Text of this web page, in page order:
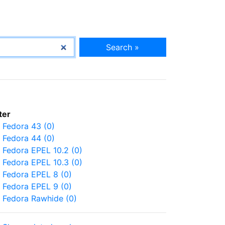
Search »
Fedora 43 (0)
Fedora 44 (0)
Fedora EPEL 10.2 (0)
Fedora EPEL 10.3 (0)
Fedora EPEL 8 (0)
Fedora EPEL 9 (0)
Fedora Rawhide (0)